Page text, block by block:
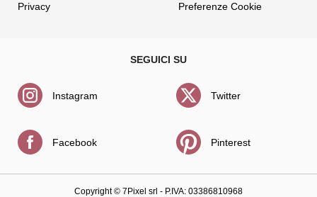
Privacy Preferenze Cookie
Instagram
Facebook
Twitter
Pinterest
Copyright © 7Pixel srl - P.IVA: 03386810968